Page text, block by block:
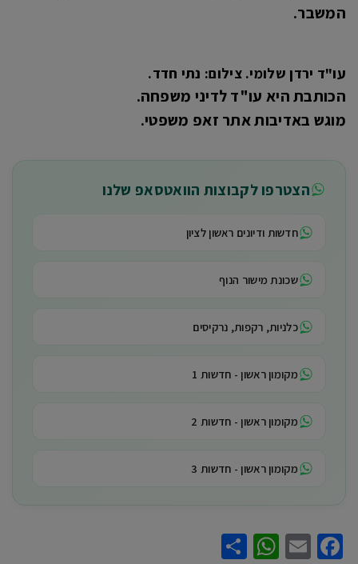
המשבר.
עו"ד ירדן שלומי. צילום: נתי חדד.
הכותבת היא עו"ד לדיני משפחה.
מוגש באדיבות אתר זאפ משפטי.
הצטרפו לקבוצות הוואטסאפ שלנו
חדשות ודיונים ראשון לציון
שכונת מישור הנוף
כלניות, רקפות, נרקיסים
מקומון ראשון - חדשות 1
מקומון ראשון - חדשות 2
מקומון ראשון - חדשות 3
Facebook
Email
WhatsApp